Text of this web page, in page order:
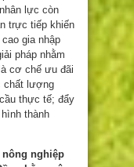
lực còn
trực tiếp khiến
gia nhập
pháp nhằm
cơ chế ưu đãi
chất lượng
thực tế; đẩy
thành
nông nghiệp